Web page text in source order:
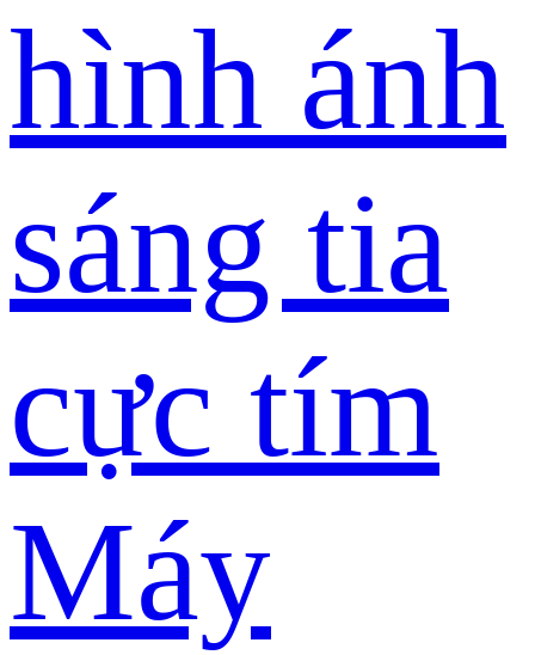
hình ánh
sáng tia
cực tím
Máy